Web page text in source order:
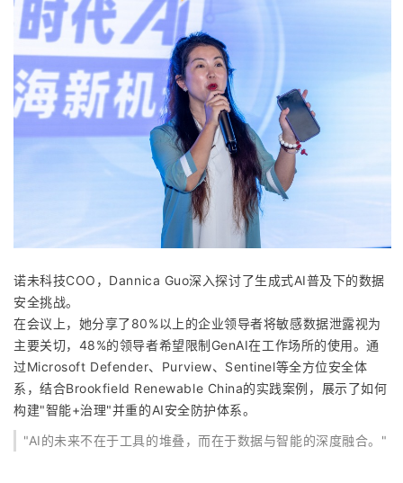
诺未科技COO，Dannica Guo深入探讨了生成式AI普及下的数据
安全挑战。
在会议上，她分享了80%以上的企业领导者将敏感数据泄露视为
主要关切，48%的领导者希望限制GenAI在工作场所的使用。通
过Microsoft Defender、Purview、 Sentinel等全方位安全体
系，结合Brookfield Renewable China的实践案例，展示了如何
构建"智能+治理"并重的AI安全防护体系。
"AI的未来不在于工具的堆叠，而在于数据与智能的深度融合。"